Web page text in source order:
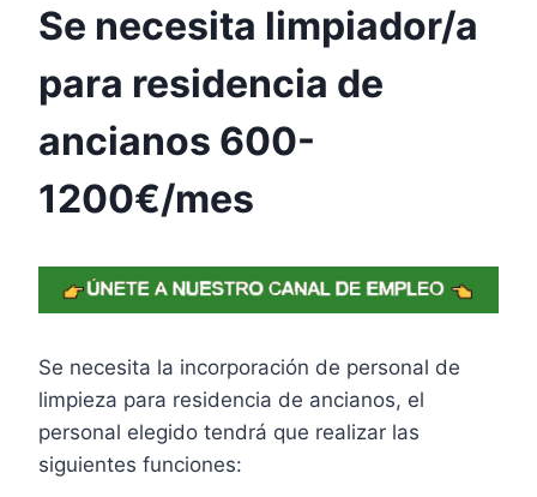
Se necesita limpiador/a
para residencia de
ancianos 600-
1200€/mes
Se necesita la incorporación de personal de
limpieza para residencia de ancianos, el
personal elegido tendrá que realizar las
siguientes funciones: